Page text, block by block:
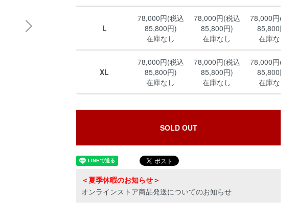
L
78,000円(税込
85,800円)
在庫なし
78,000円(税込
85,800円)
在庫なし
78,000円(税込
85,800円)
在庫なし
XL
78,000円(税込
85,800円)
在庫なし
78,000円(税込
85,800円)
在庫なし
78,000円(税込
85,800円)
在庫なし
SOLD OUT
＜夏季休暇のお知らせ＞
オンラインストア商品発送についてのお知らせ